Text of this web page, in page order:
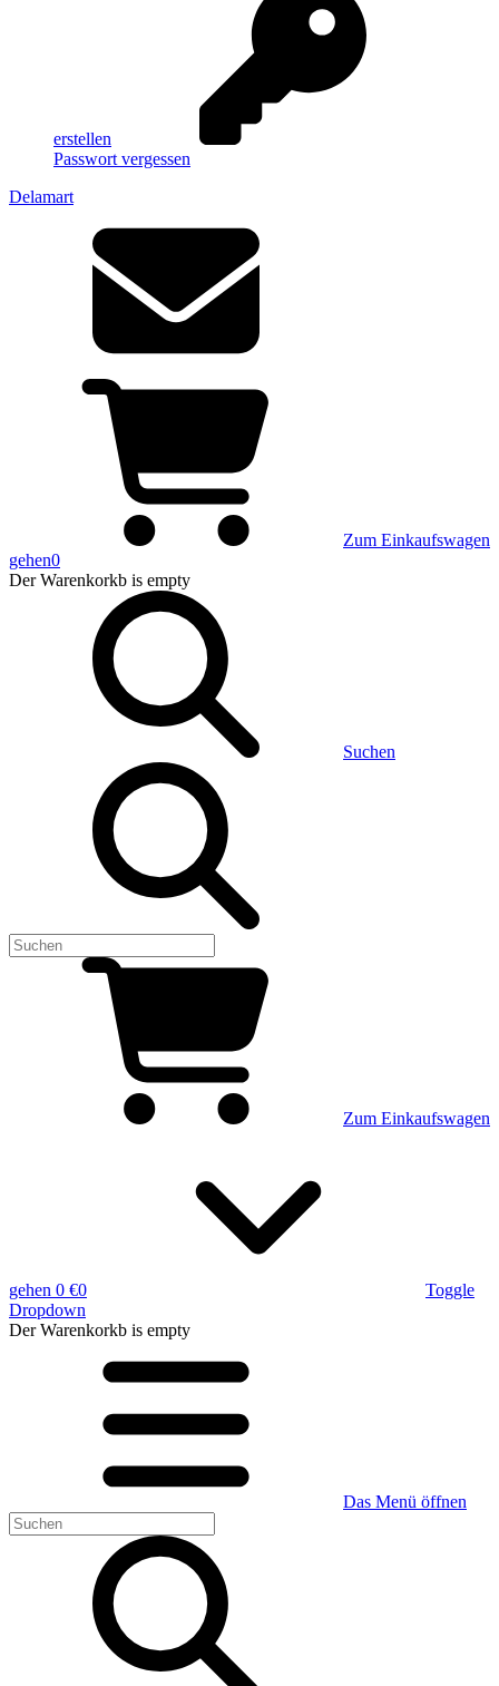
erstellen
Passwort vergessen
Delamart
Zum Einkaufswagen
gehen0
Der Warenkorkb is empty
Suchen
Zum Einkaufswagen
gehen 0 €0
Toggle
Dropdown
Der Warenkorkb is empty
Das Menü öffnen